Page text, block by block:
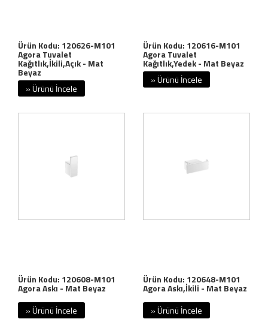
Ürün Kodu: 120626-M101
Agora Tuvalet
Kağıtlık,İkili,Açık - Mat
Beyaz
» Ürünü İncele
Ürün Kodu: 120616-M101
Agora Tuvalet
Kağıtlık,Yedek - Mat Beyaz
» Ürünü İncele
Ürün Kodu: 120608-M101
Agora Askı - Mat Beyaz
» Ürünü İncele
Ürün Kodu: 120648-M101
Agora Askı,İkili - Mat Beyaz
» Ürünü İncele